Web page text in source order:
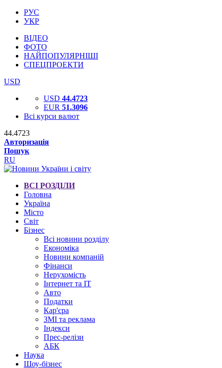
РУС
УКР
ВІДЕО
ФОТО
НАЙПОПУЛЯРНІШІ
СПЕЦПРОЕКТИ
USD
USD 44.4723
EUR 51.3096
Всі курси валют
44.4723
Авторизація
Пошук
RU
ВСІ РОЗДІЛИ
Головна
Україна
Місто
Світ
Бізнес
Всі новини розділу
Економіка
Новини компаній
Фінанси
Нерухомість
Інтернет та IT
Авто
Податки
Кар'єра
ЗМІ та реклама
Індекси
Прес-релізи
АБК
Наука
Шоу-бізнес